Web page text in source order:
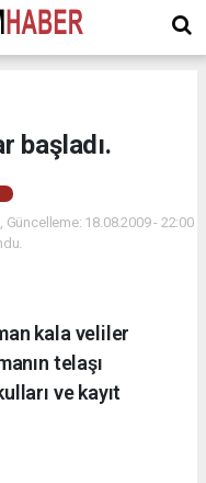
başladı.
Güncelleme: 18.08.2009 - 22:00
kala veliler
telaşı
ve kayıt